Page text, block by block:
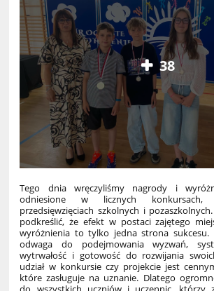
38
Tego dnia wręczyliśmy nagrody i
odniesione w licznych konkursach,
przedsięwzięciach szkolnych i
podkreślić, że efekt w postaci zajętego
wyróżnienia to tylko jedna strona
odwaga do podejmowania wyzwań,
wytrwałość i gotowość do rozwijania
udział w konkursie czy projekcie jest
które zasługuje na uznanie. Dlatego